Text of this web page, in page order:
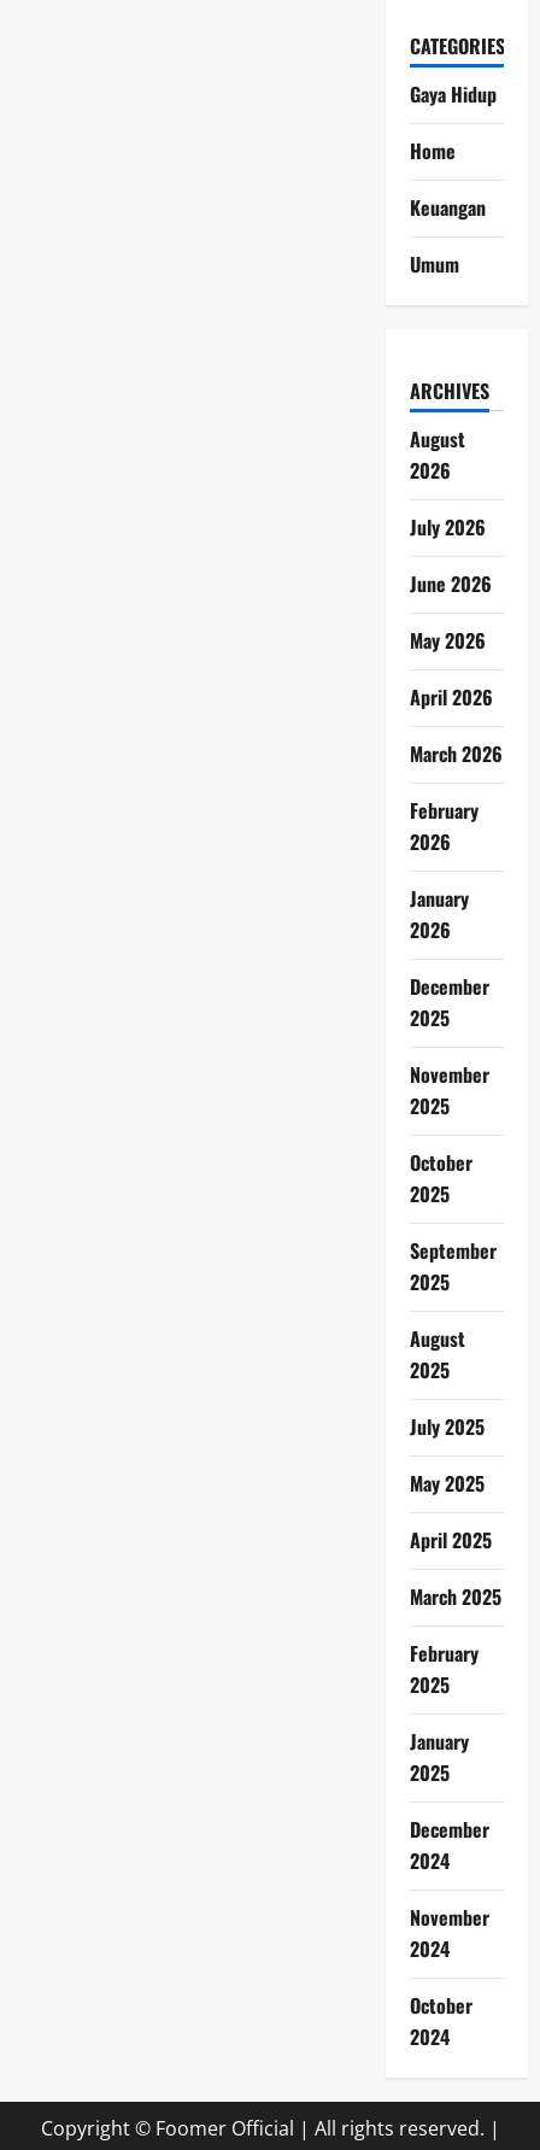
CATEGORIES
Gaya Hidup
Home
Keuangan
Umum
ARCHIVES
August
2026
July 2026
June 2026
May 2026
April 2026
March 2026
February
2026
January
2026
December
2025
November
2025
October
2025
September
2025
August
2025
July 2025
May 2025
April 2025
March 2025
February
2025
January
2025
December
2024
November
2024
October
2024
Copyright © Foomer Official | All rights reserved. |